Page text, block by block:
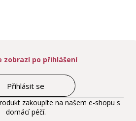
zobrazí po přihlášení
Přihlásit se
zakoupíte na našem e-shopu s
domácí péčí.